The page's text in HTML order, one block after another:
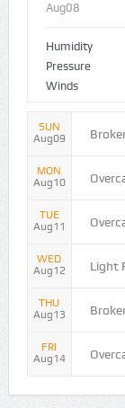
Aug08
Humidity
Pressure
Winds
SUN
Aug09
MON
Aug10
TUE
Aug11
WED
Aug12
Light
THU
Aug13
FRI
Aug14